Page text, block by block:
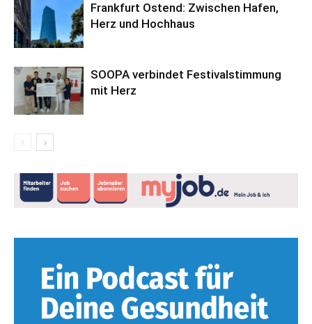
Frankfurt Ostend: Zwischen Hafen,
Herz und Hochhaus
SOOPA verbindet Festivalstimmung
mit Herz